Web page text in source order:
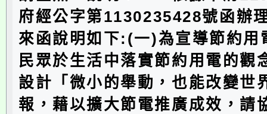
府經公字第1130235428號函辦
來函說明如下:(一)為宣導節約用
民眾於生活中落實節約用電的觀
設計「微小的舉動，也能改變世
報，藉以擴大節電推廣成效，請